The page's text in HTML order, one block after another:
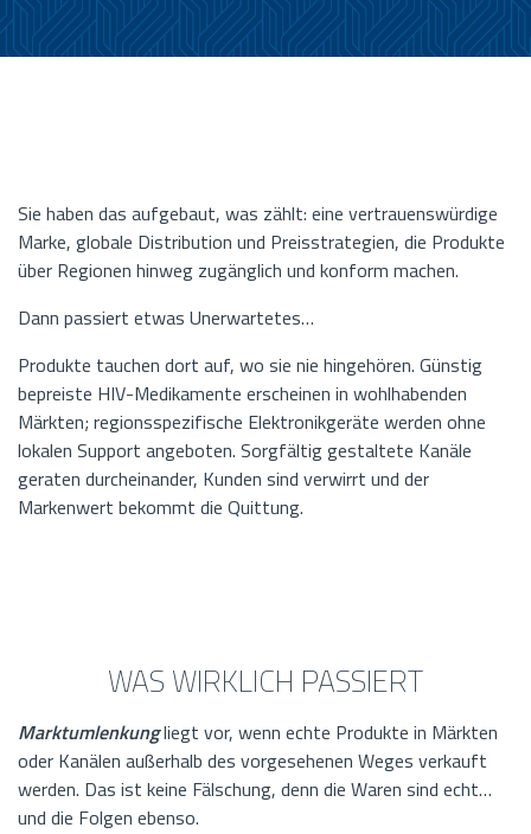
Sie haben das aufgebaut, was zählt: eine vertrauenswürdige
Marke, globale Distribution und Preisstrategien, die Produkte
über Regionen hinweg zugänglich und konform machen.
Dann passiert etwas Unerwartetes…
Produkte tauchen dort auf, wo sie nie hingehören. Günstig
bepreiste HIV-Medikamente erscheinen in wohlhabenden
Märkten; regionsspezifische Elektronikgeräte werden ohne
lokalen Support angeboten. Sorgfältig gestaltete Kanäle
geraten durcheinander, Kunden sind verwirrt und der
Markenwert bekommt die Quittung.
WAS WIRKLICH PASSIERT
Marktumlenkungliegt vor, wenn echte Produkte in Märkten
oder Kanälen außerhalb des vorgesehenen Weges verkauft
werden. Das ist keine Fälschung, denn die Waren sind echt…
und die Folgen ebenso.